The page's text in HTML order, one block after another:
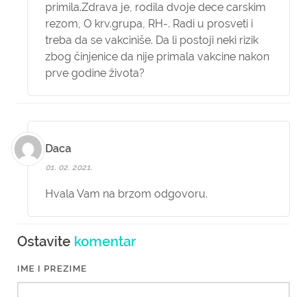
primila.Zdrava je, rodila dvoje dece carskim
rezom, O krv.grupa, RH-. Radi u prosveti i
treba da se vakciniše. Da li postoji neki rizik
zbog činjenice da nije primala vakcine nakon
prve godine života?
Daca
01. 02. 2021.
Hvala Vam na brzom odgovoru.
Ostavite komentar
IME I PREZIME